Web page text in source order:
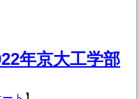
年京大工学部